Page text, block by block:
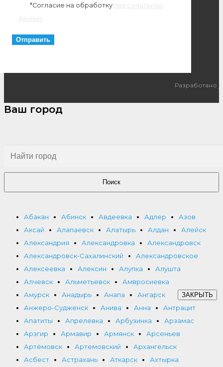
*Согласие на обработку персональных
данных
Разработано
Ваш город
Поиск
Абакан Абинск Авдеевка Адлер
Азов
Аксай
Алапаевск Алатырь Алдан
Алейск
Александрия
Александровка
Александровск
Александровск-Сахалинский
Александровское
Алексеевка
Алексин Алупка
Алушта
Алчевск
Альметьевск
Амвросиевка
Амурск
Анадырь Анапа
Ангарск
Анжеро-Судженск
Анива Анна
Антрацит
Апатиты
Апрелевка Арбузинка
Арзамас
Арзгир
Армавир Армянск
Арсеньев
Артёмовск
Артемовский
Архангельск
Асбест
Астрахань Аткарск
Ахтырка
ЗАКРЫТЬ